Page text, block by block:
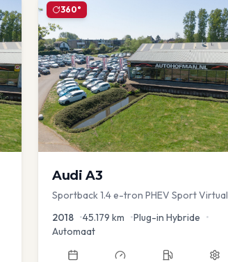
360°
Audi A3
Sportback 1.4 e-tron PHEV Sport Virtual
2018 •45.179 km •Plug-in Hybride •
Automaat